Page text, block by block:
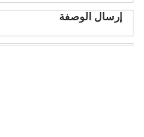
إرسال الوصفة